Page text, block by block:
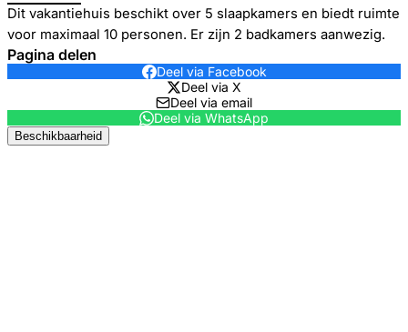
Dit vakantiehuis beschikt over 5 slaapkamers en biedt ruimte
voor maximaal 10 personen. Er zijn 2 badkamers aanwezig.
Pagina delen
Deel via Facebook
Deel via X
Deel via email
Deel via WhatsApp
Beschikbaarheid